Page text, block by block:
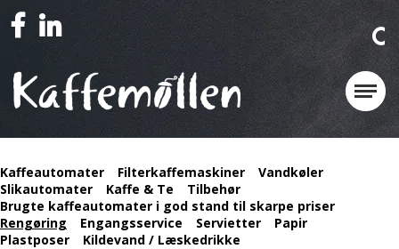
Kaffeautomater Filterkaffemaskiner
Vandkøler
Slikautomater
Kaffe & Te
Tilbehør
Brugte kaffeautomater i god stand til skarpe priser
Rengøring
Engangsservice Servietter
Papir
Plastposer
Kildevand / Læskedrikke